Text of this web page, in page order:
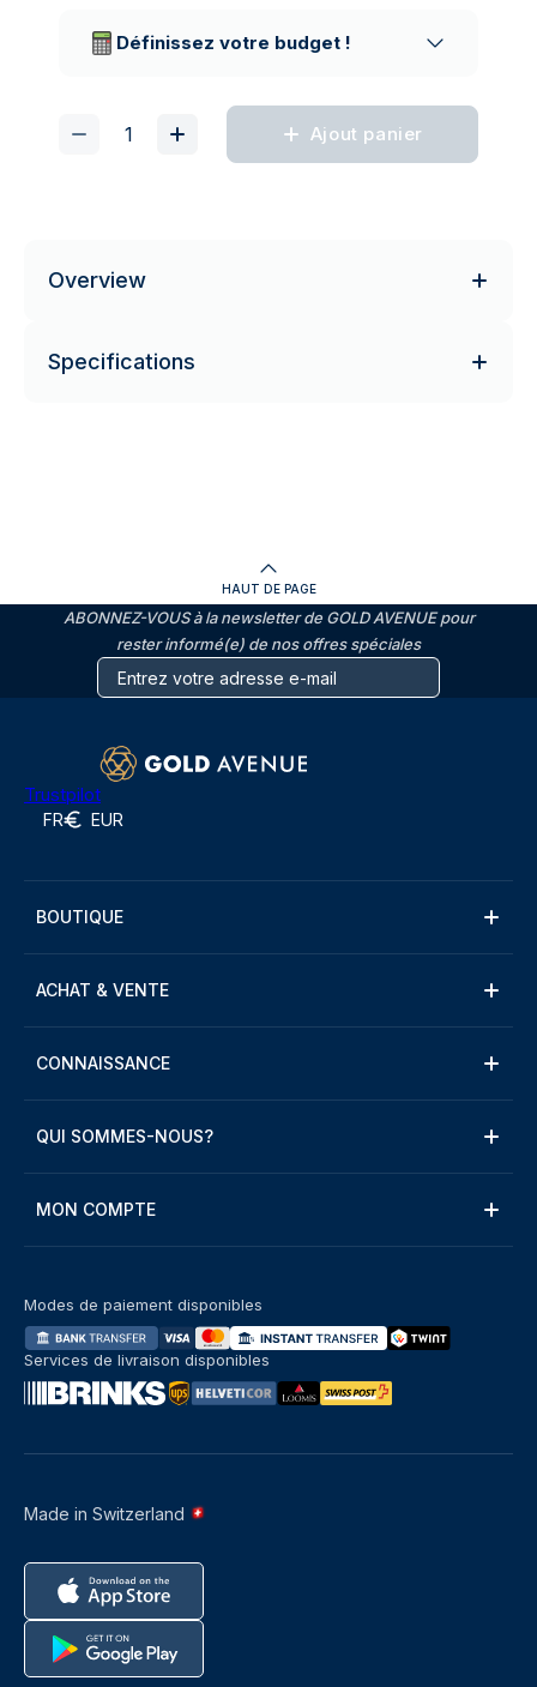
Définissez votre budget !
Ajout panier
Overview
Specifications
HAUT DE PAGE
ABONNEZ-VOUS à la newsletter de GOLD AVENUE pour
rester informé(e) de nos offres spéciales
Trustpilot
FR EUR
BOUTIQUE
ACHAT & VENTE
CONNAISSANCE
QUI SOMMES-NOUS?
MON COMPTE
Made in Switzerland
Modes de paiement disponibles
Services de livraison disponibles